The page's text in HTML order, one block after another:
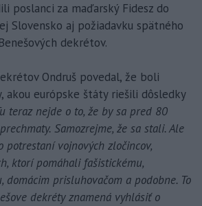
poslanci za maďarský Fidesz do
Slovensko aj požiadavku spätného
dekrétov.
Ondruš povedal, že boli
akou európske štáty riešili dôsledky
teraz nejde o to, že by sa pred 80
Samozrejme, že sa stali. Ale
vojnových zločincov,
ktorí pomáhali fašistickému,
domácim prisluhovačom a podobne. To
dekréty znamená vyhlásiť o